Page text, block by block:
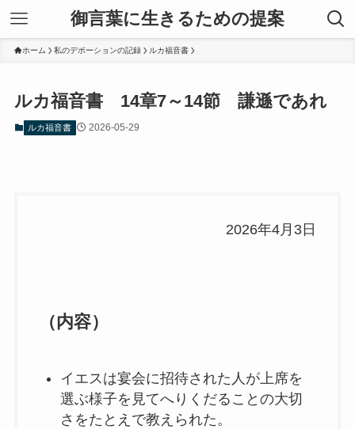
御言葉に生きるための提案
ホーム 私のデボーションの記録 ルカ福音書
ルカ福音書 14章7～14節 謙遜であれ
ルカ福音書 2026-05-29
2026年4月3日
（内容）
イエスは宴会に招待された人が上席を
選ぶ様子を見てへりくだることの大切
さをたとえで教えられた。